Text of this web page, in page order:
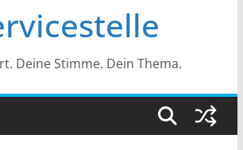
Deine Stimme. Dein Thema.